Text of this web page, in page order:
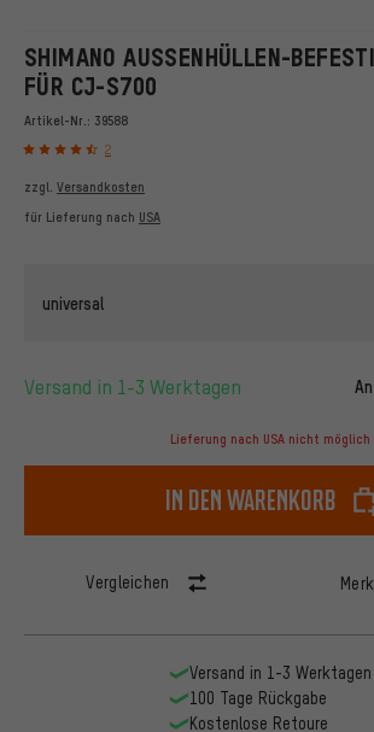
SHIMANO AUSSENHÜLLEN-
ÜR CJ-S700
Artikel-Nr.: 39588
2
zzgl. Versandkosten
für Lieferung nach USA
universal
Versand in 1-3 Werktagen
Lieferung nach USA nicht möglich
In den Warenkorb
Vergleichen
Versand in 1-3 Werktagen
100 Tage Rückgabe
Kostenlose Retoure